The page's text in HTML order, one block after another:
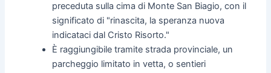
preceduta sulla cima di Monte San Biagio, con il
significato di "rinascita, la speranza nuova
indicataci dal Cristo Risorto."
È raggiungibile tramite strada provinciale, un
parcheggio limitato in vetta, o sentieri